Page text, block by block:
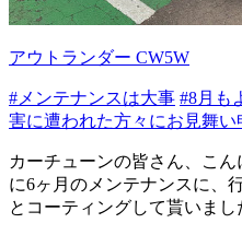
アウトランダー CW5W
#メンテナンスは大事 #8月も
害に遭われた方々にお見舞い
カーチューンの皆さん、こ
に6ヶ月のメンテナンスに、
とコーティングして貰いま